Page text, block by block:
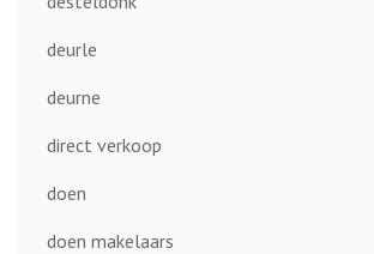
deurle
deurne
direct verkoop
doen
doen makelaars